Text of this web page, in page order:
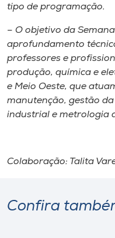
tipo de programação.
– O objetivo da
aprofundamento
professores e
produção, química e
e Meio Oeste, que
manutenção, gestão
industrial e metrologia
Colaboração: Talita
Confira